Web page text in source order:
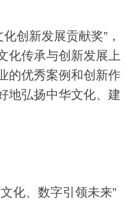
创新发展贡献奖”，
化传承与创新发展上
的优秀案例和创新作
地弘扬中华文化、建
化、数字引领未来”